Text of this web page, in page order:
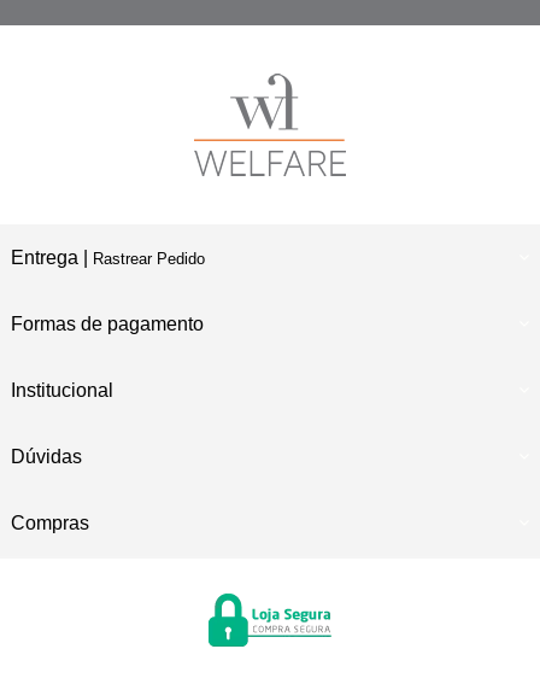
Entrega | Rastrear Pedido
Formas de pagamento
Institucional
Dúvidas
Compras